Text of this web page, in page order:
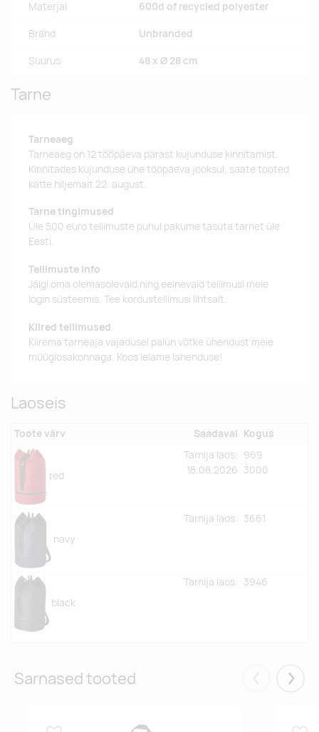
Materjal 600d of recycled polyester
Bränd Unbranded
Suurus 48 x Ø 28 cm
Tarne
Tarneaeg
Tarneaeg on 12 tööpäeva pärast kujunduse kinnitamist.
Kinnitades kujunduse ühe tööpäeva jooksul, saate tooted
kätte hiljemalt 22. august.
Tarne tingimused
Üle 500 euro tellimuste puhul pakume tasuta tarnet üle
Eesti.
Tellimuste info
Jälgi oma olemasolevaid ning eelnevaid tellimusi meie
login süsteemis. Tee kordustellimusi lihtsalt.
Kiired tellimused
Kiirema tarneaja vajadusel palun võtke ühendust meie
müügiosakonnaga. Koos leiame lahenduse!
Laoseis
Toote värv Saadaval Kogus
red
Tarnija laos:
18.08.2026
969
3000
navy
Tarnija laos: 3661
black
Tarnija laos: 3946
Sarnased tooted Eelmised